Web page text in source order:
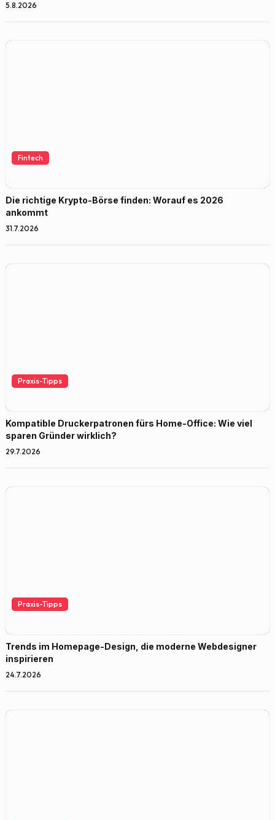
5.8.2026
Fintech
Die richtige Krypto-Börse finden: Worauf es 2026
ankommt
31.7.2026
Praxis-Tipps
Kompatible Druckerpatronen fürs Home-Office: Wie viel
sparen Gründer wirklich?
29.7.2026
Praxis-Tipps
Trends im Homepage-Design, die moderne Webdesigner
inspirieren
24.7.2026